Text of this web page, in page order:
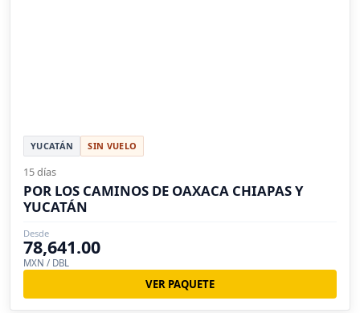
YUCATÁN SIN VUELO
15 días
POR LOS CAMINOS DE OAXACA CHIAPAS Y
YUCATÁN
Desde
78,641.00
MXN / DBL
VER PAQUETE